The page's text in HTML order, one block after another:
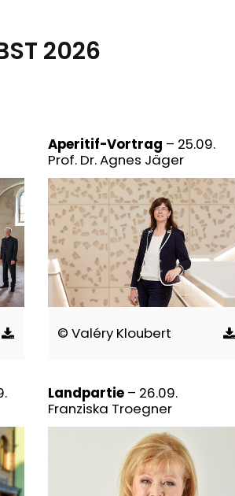
2026
Aperitif-Vortrag – 25.09.
Prof. Dr. Agnes Jäger
© Valéry Kloubert
Landpartie – 26.09.
Franziska Troegner